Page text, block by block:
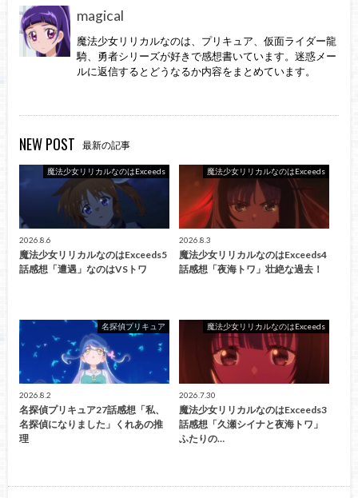
magical
魔法少女リリカルなのは、プリキュア、仮面ライダー龍
騎、勇者シリーズが好きで感想書いています。迷惑メー
ルに返信するとどうなるか内容をまとめています。
NEW POST 最新の記事
魔法少女リリカルなのはExceeds
2026.8.6
魔法少女リリカルなのはExceeds5
話感想「遭遇」なのはVSトワ
魔法少女リリカルなのはExceeds
2026.8.3
魔法少女リリカルなのはExceeds4
話感想「夜海トワ」壮絶な過去！
名探偵プリキュア
2026.8.2
名探偵プリキュア27話感想「私、
名探偵になりました」くれあの推
理
魔法少女リリカルなのはExceeds
2026.7.30
魔法少女リリカルなのはExceeds3
話感想「久瀬シイナと夜海トワ」
ふたりの…